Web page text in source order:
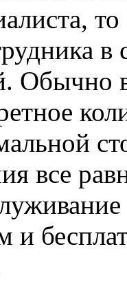
в
Обычно
все
и